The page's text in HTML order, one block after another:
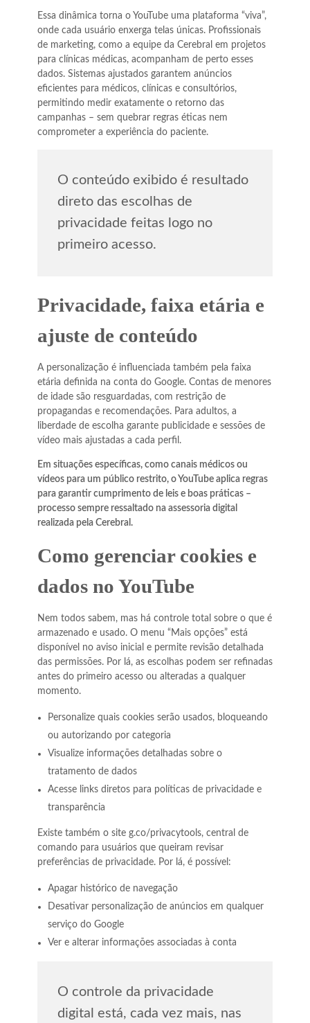
Essa dinâmica torna o YouTube uma plataforma “viva”,
onde cada usuário enxerga telas únicas. Profissionais
de marketing, como a equipe da Cerebral em projetos
para clínicas médicas, acompanham de perto esses
dados. Sistemas ajustados garantem anúncios
eficientes para médicos, clínicas e consultórios,
permitindo medir exatamente o retorno das
campanhas – sem quebrar regras éticas nem
comprometer a experiência do paciente.
O conteúdo exibido é resultado
direto das escolhas de
privacidade feitas logo no
primeiro acesso.
Privacidade, faixa etária e
ajuste de conteúdo
A personalização é influenciada também pela faixa
etária definida na conta do Google. Contas de menores
de idade são resguardadas, com restrição de
propagandas e recomendações. Para adultos, a
liberdade de escolha garante publicidade e sessões de
vídeo mais ajustadas a cada perfil.
Em situações específicas, como canais médicos ou
vídeos para um público restrito, o YouTube aplica regras
para garantir cumprimento de leis e boas práticas –
processo sempre ressaltado na assessoria digital
realizada pela Cerebral.
Como gerenciar cookies e
dados no YouTube
Nem todos sabem, mas há controle total sobre o que é
armazenado e usado. O menu “Mais opções” está
disponível no aviso inicial e permite revisão detalhada
das permissões. Por lá, as escolhas podem ser refinadas
antes do primeiro acesso ou alteradas a qualquer
momento.
Personalize quais cookies serão usados, bloqueando
ou autorizando por categoria
Visualize informações detalhadas sobre o
tratamento de dados
Acesse links diretos para políticas de privacidade e
transparência
Existe também o site g.co/privacytools, central de
comando para usuários que queiram revisar
preferências de privacidade. Por lá, é possível:
Apagar histórico de navegação
Desativar personalização de anúncios em qualquer
serviço do Google
Ver e alterar informações associadas à conta
O controle da privacidade
digital está, cada vez mais, nas